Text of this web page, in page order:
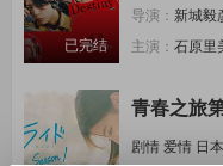
已完结
导演： 新城毅
主演： 石原里
青春之旅
剧情 爱情 日本